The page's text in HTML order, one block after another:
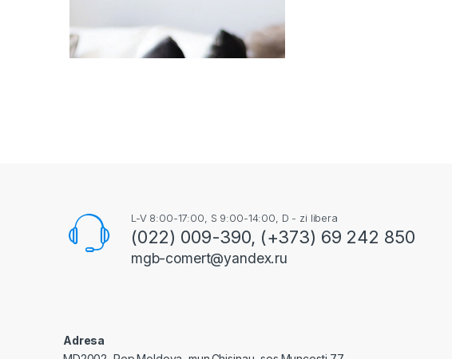
L-V 8:00-17:00, S 9:00-14:00, D - zi libera
(022) 009-390, (+373) 69 242 850
mgb-comert@yandex.ru
Adresa